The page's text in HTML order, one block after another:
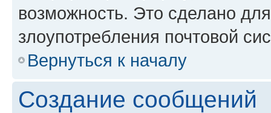
возможность. Это сделано
злоупотребления почтовой
Вернуться к началу
Создание сообщений